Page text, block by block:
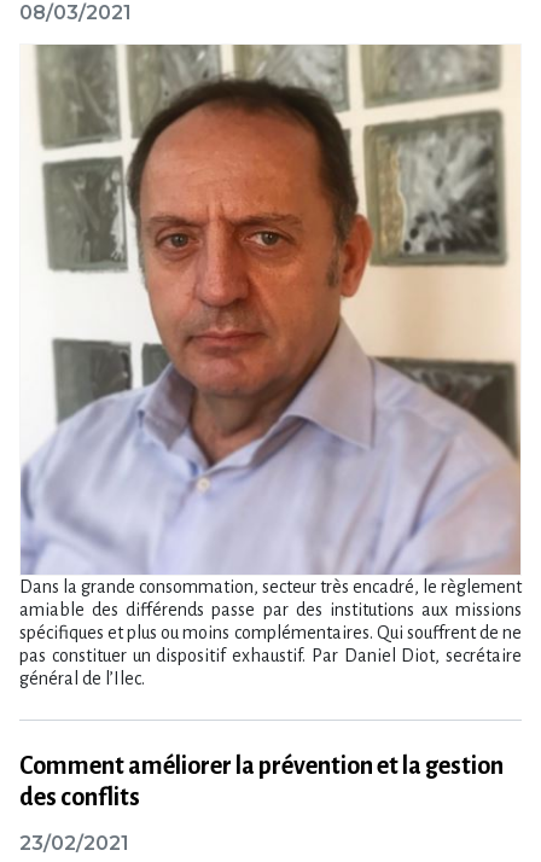
08/03/2021
Dans la grande consommation, secteur très encadré, le règlement
amiable des différends passe par des institutions aux missions
spécifiques et plus ou moins complémentaires. Qui souffrent de ne
pas constituer un dispositif exhaustif. Par Daniel Diot, secrétaire
général de l’Ilec.
Comment améliorer la prévention et la gestion
des conflits
23/02/2021